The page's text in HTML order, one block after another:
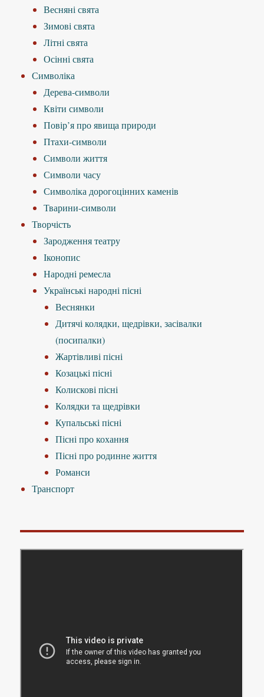
Весняні свята
Зимові свята
Літні свята
Осінні свята
Символіка
Дерева-символи
Квіти символи
Повір’я про явища природи
Птахи-символи
Символи життя
Символи часу
Символіка дорогоцінних каменів
Тварини-символи
Творчість
Зародження театру
Іконопис
Народні ремесла
Українські народні пісні
Веснянки
Дитячі колядки, щедрівки, засівалки
(посипалки)
Жартівливі пісні
Козацькі пісні
Колискові пісні
Колядки та щедрівки
Купальські пісні
Пісні про кохання
Пісні про родинне життя
Романси
Транспорт